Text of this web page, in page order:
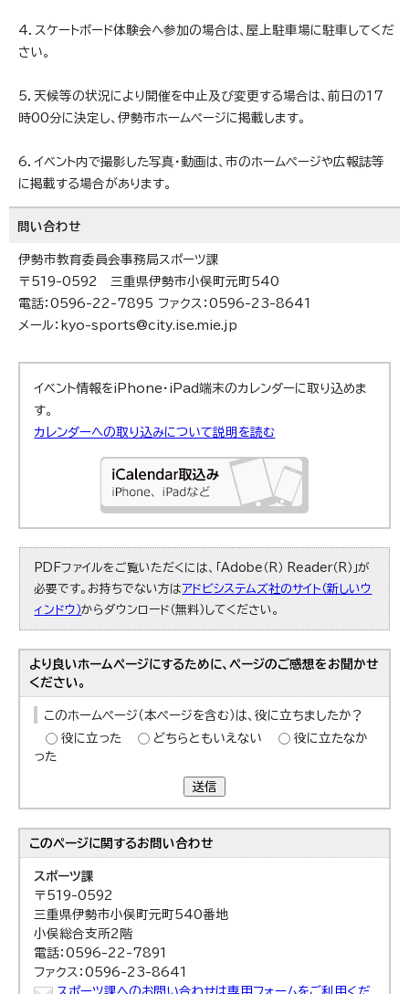
4．スケートボード体験会へ参加の場合は、屋上駐車場に駐車してくだ
さい。
5．天候等の状況により開催を中止及び変更する場合は、前日の17
時00分に決定し、伊勢市ホームページに掲載します。
6．イベント内で撮影した写真・動画は、市のホームページや広報誌等
に掲載する場合があります。
問い合わせ
伊勢市教育委員会事務局スポーツ課
〒519-0592 三重県伊勢市小俣町元町540
電話：0596-22-7895 ファクス：0596-23-8641
メール：kyo-sports@city.ise.mie.jp
イベント情報をiPhone・iPad端末のカレンダーに取り込めま
す。
カレンダーへの取り込みについて説明を読む
PDFファイルをご覧いただくには、「Adobe（R） Reader（R）」が
必要です。お持ちでない方はアドビシステムズ社のサイト（新しいウ
ィンドウ）からダウンロード（無料）してください。
より良いホームページにするために、ページのご感想をお聞かせ
ください。
このホームページ（本ページを含む）は、役に立ちましたか？
役に立った
どちらともいえない
役に立たなか
った
送信
このページに関するお問い合わせ
スポーツ課
〒519-0592
三重県伊勢市小俣町元町540番地
小俣総合支所2階
電話：0596-22-7891
ファクス：0596-23-8641
スポーツ課へのお問い合わせは専用フォームをご利用くだ